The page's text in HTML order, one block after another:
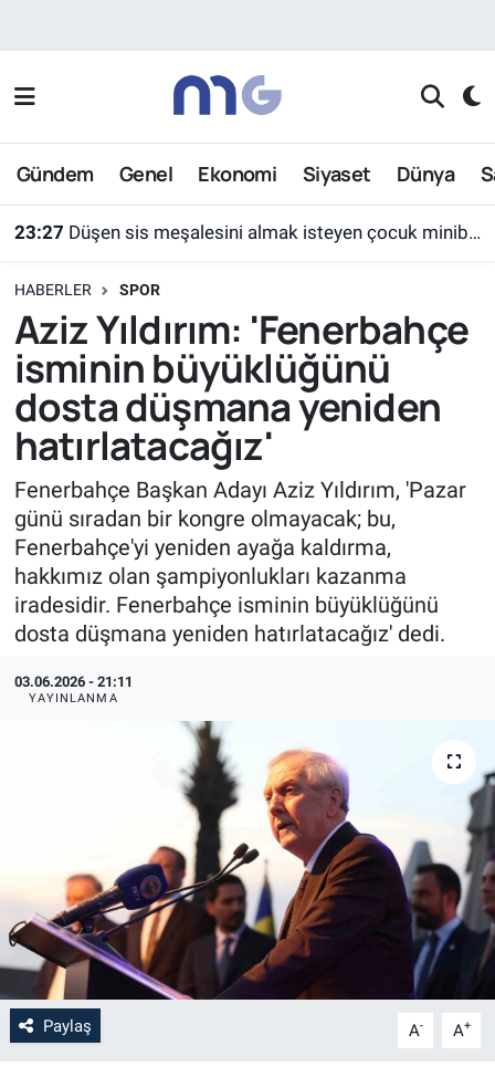
Gündem Genel Ekonomi Siyaset Dünya
23:27 Düşen sis meşalesini almak isteyen çocuk minibüsün altında kaldı
HABERLER SPOR
Aziz Yıldırım: 'Fenerbahçe
isminin büyüklüğünü
dosta düşmana yeniden
hatırlatacağız'
Fenerbahçe Başkan Adayı Aziz Yıldırım, 'Pazar
günü sıradan bir kongre olmayacak; bu,
Fenerbahçe'yi yeniden ayağa kaldırma,
hakkımız olan şampiyonlukları kazanma
iradesidir. Fenerbahçe isminin büyüklüğünü
dosta düşmana yeniden hatırlatacağız' dedi.
03.06.2026 - 21:11
YAYINLANMA
Paylaş A- A+
Nöbetçi Eczaneler
Hava Durumu
Süper Lig Puan Durumu ve Fikstür
Tüm Manşetler
Son Dakika Haberleri
Haber Arşivi